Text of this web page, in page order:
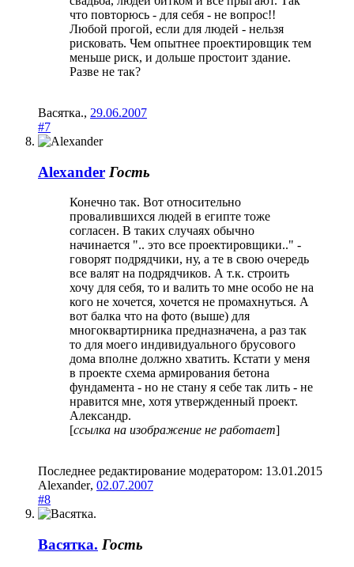
что повторюсь - для себя - не вопрос!!
Любой прогой, если для людей - нельзя
рисковать. Чем опытнее проектировщик тем
меньше риск, и дольше простоит здание.
Разве не так?
Васятка., 29.06.2007
#7
Alexander Гость
Конечно так. Вот относительно
провалившихся людей в египте тоже
согласен. В таких случаях обычно
начинается ".. это все проектировщики.." -
говорят подрядчики, ну, а те в свою очередь
все валят на подрядчиков. А т.к. строить
хочу для себя, то и валить то мне особо не на
кого не хочется, хочется не промахнуться. А
вот балка что на фото (выше) для
многоквартирника предназначена, а раз так
то для моего индивидуального брусового
дома вполне должно хватить. Кстати у меня
в проекте схема армирования бетона
фундамента - но не стану я себе так лить - не
нравится мне, хотя утвержденный проект.
Александр.
[ссылка на изображение не работает]
Последнее редактирование модератором: 13.01.2015
Alexander, 02.07.2007
#8
Васятка. Гость